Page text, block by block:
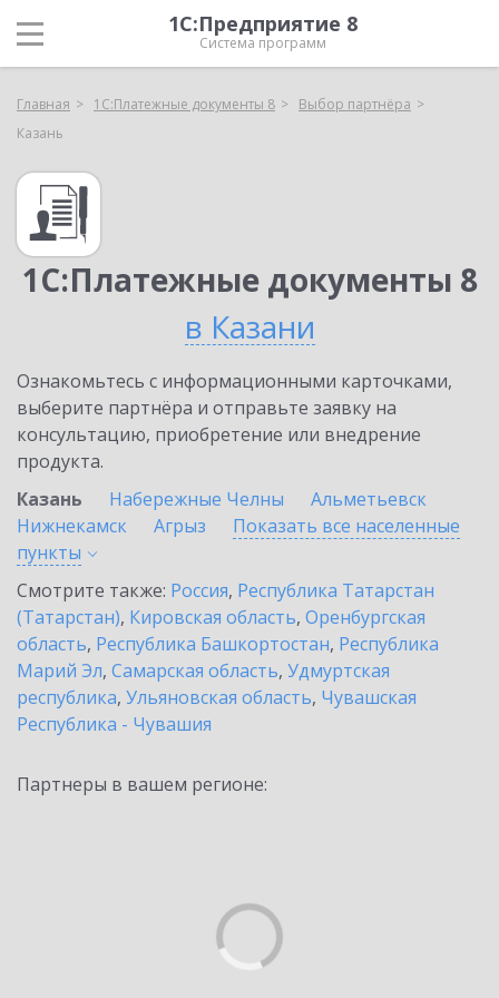
1С:Предприятие 8
Система программ
Главная 1С:Платежные документы 8
Выбор партнёра
Казань
1С:Платежные документы 8
в Казани
Ознакомьтесь с информационными карточками,
выберите партнёра и отправьте заявку на
консультацию, приобретение или внедрение
продукта.
Казань
Набережные Челны
Альметьевск
Нижнекамск
Агрыз
Показать все населенные
пункты
Смотрите также: Россия, Республика Татарстан
(Татарстан), Кировская область, Оренбургская
область, Республика Башкортостан, Республика
Марий Эл, Самарская область, Удмуртская
республика, Ульяновская область, Чувашская
Республика - Чувашия
Партнеры в вашем регионе: